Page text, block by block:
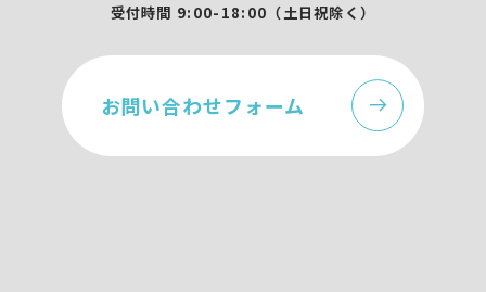
受付時間 9:00-18:00（土日祝除く）
お問い合わせフォーム